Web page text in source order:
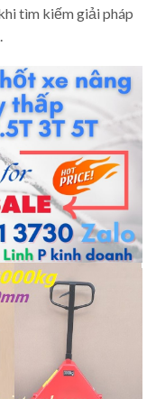
tìm kiếm giải pháp